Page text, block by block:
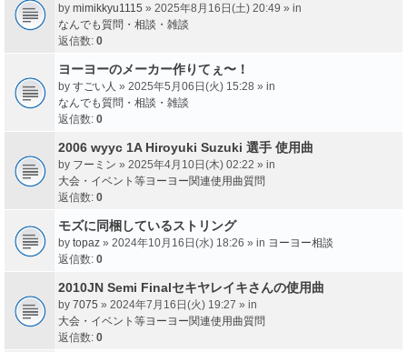
by mimikkyu1115 » 2025年8月16日(土) 20:49 » in
なんでも質問・相談・雑談
返信数: 0
ヨーヨーのメーカー作りてぇ〜！
by すごい人 » 2025年5月06日(火) 15:28 » in
なんでも質問・相談・雑談
返信数: 0
2006 wyyc 1A Hiroyuki Suzuki 選手 使用曲
by フーミン » 2025年4月10日(木) 02:22 » in
大会・イベント等ヨーヨー関連使用曲質問
返信数: 0
モズに同梱しているストリング
by topaz » 2024年10月16日(水) 18:26 » in ヨーヨー相談
返信数: 0
2010JN Semi Finalセキヤレイキさんの使用曲
by 7075 » 2024年7月16日(火) 19:27 » in
大会・イベント等ヨーヨー関連使用曲質問
返信数: 0